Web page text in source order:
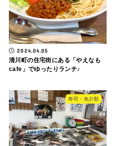
2024.04.05
清川町の住宅街にある「やえなも
cafe」でゆったりランチ♪
寿司・魚介類